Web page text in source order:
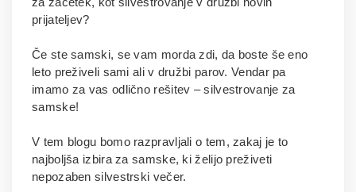
prijateljev?
Če ste samski, se vam morda zdi, da boste še eno
leto preživeli sami ali v družbi parov. Vendar pa
imamo za vas odlično rešitev – silvestrovanje za
samske!
V tem blogu bomo razpravljali o tem, zakaj je to
najboljša izbira za samske, ki želijo preživeti
nepozaben silvestrski večer.